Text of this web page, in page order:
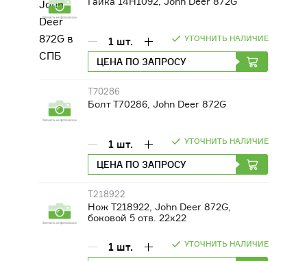
УТОЧНИТЬ НАЛИЧИЕ
1 шт.
ЦЕНА ПО ЗАПРОСУ
T70286
Болт T70286, John Deer 872G
УТОЧНИТЬ НАЛИЧИЕ
1 шт.
ЦЕНА ПО ЗАПРОСУ
T218922
Нож T218922, John Deer 872G,
боковой 5 отв. 22х22
УТОЧНИТЬ НАЛИЧИЕ
1 шт.